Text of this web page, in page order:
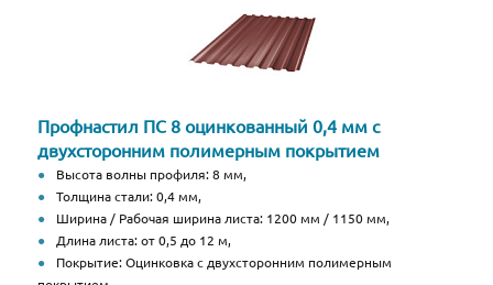
Профнастил ПС 8 оцинкованный 0,4 мм с
двухсторонним полимерным покрытием
Высота волны профиля: 8 мм,
Толщина стали: 0,4 мм,
Ширина / Рабочая ширина листа: 1200 мм / 1150 мм,
Длина листа: от 0,5 до 12 м,
Покрытие: Оцинковка с двухсторонним полимерным